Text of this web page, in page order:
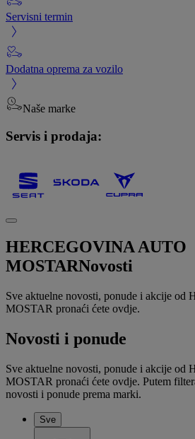
Servisni termin
Dodatna oprema za vozilo
Naše marke
Servis i prodaja:
HERCEGOVINA AUTO
MOSTARNovosti
Sve aktuelne novosti, ponude i akcije od
MOSTAR pronaći ćete ovdje.
Novosti i ponude
Sve aktuelne novosti, ponude i akcije
MOSTAR pronaći ćete ovdje. Putem
novosti i ponude prema marki.
Sve